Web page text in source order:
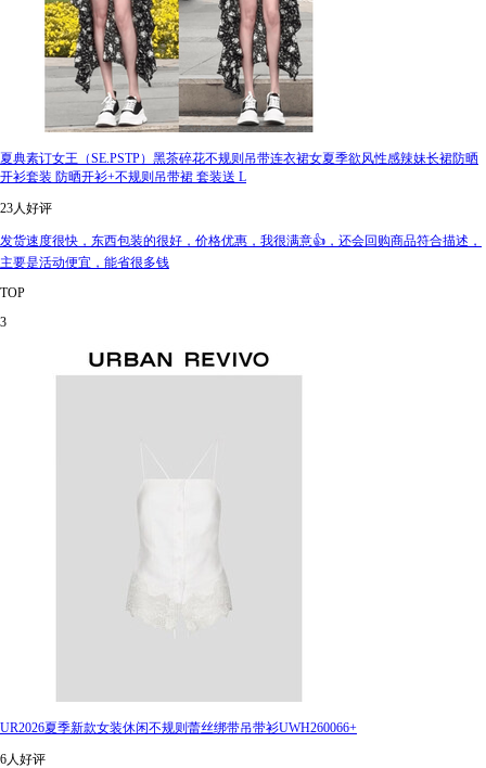
夏典素订女王（SE.PSTP）黑茶碎花不规则吊带连衣裙女夏季欲风性感辣妹长裙防晒
开衫套装 防晒开衫+不规则吊带裙 套装送 L
23人好评
发货速度很快，东西包装的很好，价格优惠，我很满意👍，还会回购商品符合描述，
主要是活动便宜，能省很多钱
TOP
3
UR2026夏季新款女装休闲不规则蕾丝绑带吊带衫UWH260066+
6人好评